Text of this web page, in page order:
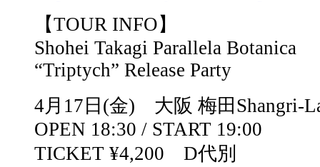
【TOUR INFO】
Shohei Takagi Parallela Botanica
“Triptych” Release Party
4月17日(金) 大阪 梅田Shangri-
OPEN 18:30 / START 19:00
TICKET ¥4,200 D代別